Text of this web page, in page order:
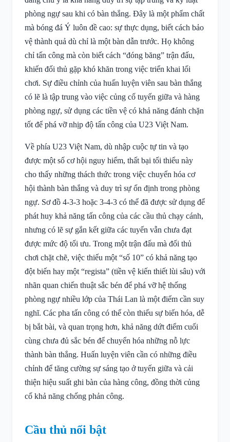
phòng ngự sau khi có bàn thắng. Đây là một phẩm chất
mà bóng đá Ý luôn đề cao: sự thực dụng, biết cách bảo
vệ thành quả dù chỉ là một bàn dẫn trước. Họ không
chỉ tấn công mà còn biết cách “đóng băng” trận đấu,
khiến đối thủ gặp khó khăn trong việc triển khai lối
chơi. Sự điều chỉnh của huấn luyện viên sau bàn thắng
có lẽ là tập trung vào việc củng cố tuyến giữa và hàng
phòng ngự, sử dụng các tiền vệ có khả năng đánh chặn
tốt để phá vỡ nhịp độ tấn công của U23 Việt Nam.
Về phía U23 Việt Nam, dù nhập cuộc tự tin và tạo
được một số cơ hội nguy hiểm, thất bại tối thiểu này
cho thấy những thách thức trong việc chuyển hóa cơ
hội thành bàn thắng và duy trì sự ổn định trong phòng
ngự. Sơ đồ 4-3-3 hoặc 3-4-3 có thể đã được sử dụng để
phát huy khả năng tấn công của các cầu thủ chạy cánh,
nhưng có lẽ sự gắn kết giữa các tuyến vẫn chưa đạt
được mức độ tối ưu. Trong một trận đấu mà đối thủ
chơi chặt chẽ, việc thiếu một “số 10” có khả năng tạo
đột biến hay một “regista” (tiền vệ kiến thiết lùi sâu) với
nhãn quan chiến thuật sắc bén để phá vỡ hệ thống
phòng ngự nhiều lớp của Thái Lan là một điểm cần suy
nghĩ. Các pha tấn công có thể còn thiếu sự biến hóa, dễ
bị bắt bài, và quan trọng hơn, khả năng dứt điểm cuối
cùng chưa đủ sắc bén để chuyển hóa những nỗ lực
thành bàn thắng. Huấn luyện viên cần có những điều
chỉnh để tăng cường sự sáng tạo ở tuyến giữa và cải
thiện hiệu suất ghi bàn của hàng công, đồng thời củng
cố khả năng chống phản công.
Cầu thủ nổi bật